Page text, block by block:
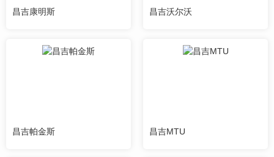
昌吉康明斯 昌吉沃尔沃
昌吉帕金斯 昌吉MTU